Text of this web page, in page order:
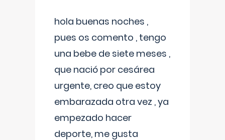
hola buenas noches ,
pues os comento , tengo
una bebe de siete meses ,
que nació por cesárea
urgente, creo que estoy
embarazada otra vez , ya
empezado hacer
deporte, me gusta